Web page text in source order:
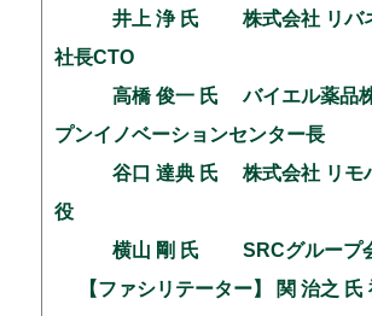
井上 浄 氏 株式会社 リバネ
社長CTO
高橋 俊一 氏 バイエル薬品株
プンイノベーションセンター長
谷口 達典 氏 株式会社 リモハ
役
横山 剛 氏 SRCグループ
【ファシリテーター】 関 治之 氏